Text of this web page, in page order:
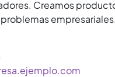
Creamos
empresariales.